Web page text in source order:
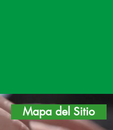
Mapa del Sitio